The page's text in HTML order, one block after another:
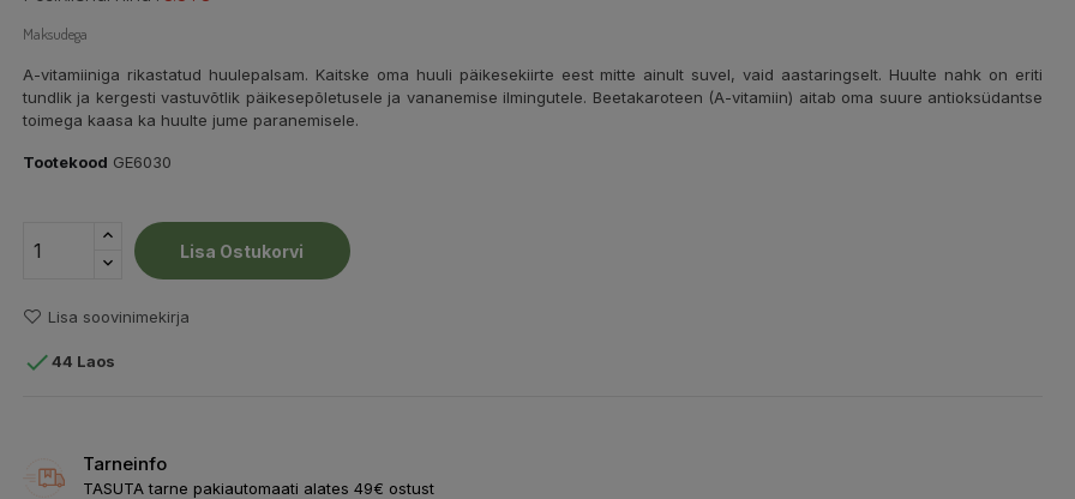
Maksudega
A-vitamiiniga rikastatud huulepalsam. Kaitske oma huuli päikesekiirte eest mitte ainult suvel, vaid aastaringselt. Huulte nahk on eriti
tundlik ja kergesti vastuvõtlik päikesepõletusele ja vananemise ilmingutele. Beetakaroteen (A-vitamiin) aitab oma suure antioksüdantse
toimega kaasa ka huulte jume paranemisele.
Tootekood GE6030
Lisa Ostukorvi
Lisa soovinimekirja
44 Laos
Tarneinfo
TASUTA tarne pakiautomaati alates 49€ ostust